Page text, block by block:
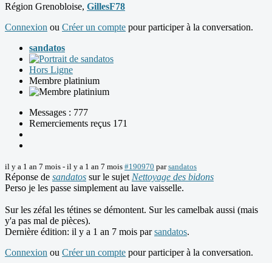
Région Grenobloise, GillesF78
Connexion ou Créer un compte pour participer à la conversation.
sandatos
Hors Ligne
Membre platinium
Messages : 777
Remerciements reçus 171
il y a 1 an 7 mois - il y a 1 an 7 mois #190970 parsandatos
Réponse de sandatos sur le sujet Nettoyage des bidons
Perso je les passe simplement au lave vaisselle.
Sur les zéfal les tétines se démontent. Sur les camelbak aussi (mais
y'a pas mal de pièces).
Dernière édition: il y a 1 an 7 mois parsandatos.
Connexion ou Créer un compte pour participer à la conversation.